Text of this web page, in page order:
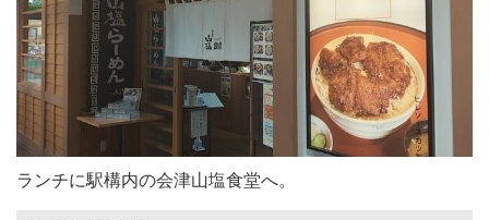
ランチに駅構内の会津山塩食堂へ。